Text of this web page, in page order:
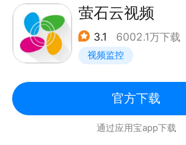
能摄像头，让您使用更顺心。
乔安智联，智联生活，随时看家看店
更安全更精彩。
萤石云视频
3.1 6002.1万下载
视频监控
官方下载
通过应用宝app下载